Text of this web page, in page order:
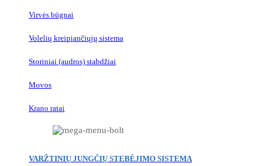
Virvės būgnai
Volelių kreipiančiųjų sistema
Storiniai (audros) stabdžiai
Movos
Krano ratai
VARŽTINIŲ JUNGČIŲ STEBĖJIMO SISTEMA